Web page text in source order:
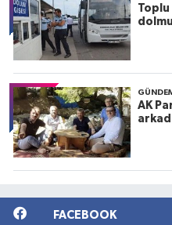
Toplu
AK
FACEBOOK